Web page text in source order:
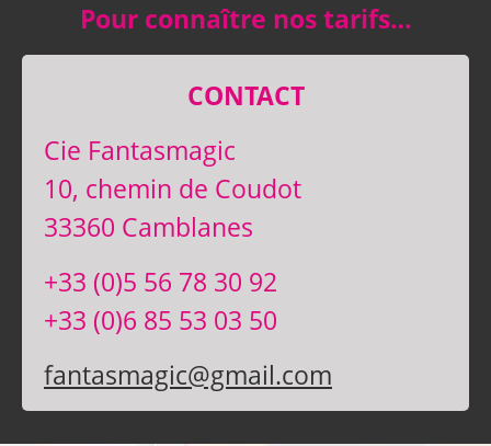
Pour connaître nos tarifs…
CONTACT
Cie Fantasmagic
10, chemin de Coudot
33360 Camblanes
+33 (0)5 56 78 30 92
+33 (0)6 85 53 03 50
fantasmagic@gmail.com